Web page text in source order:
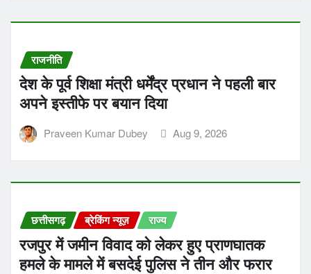
राजनीति
देश के पूर्व शिक्षा मंत्री धर्मेंद्र प्रधान ने पहली बार
अपने इस्तीफे पर बयान दिया
Praveen Kumar Dubey Aug 9, 2026
छत्तीसगढ़ ब्रेकिंग न्यूज़ राज्य
रजपुर में जमीन विवाद को लेकर हुए प्राणघातक
हमले के मामले में बसदेई पुलिस ने तीन और फरार